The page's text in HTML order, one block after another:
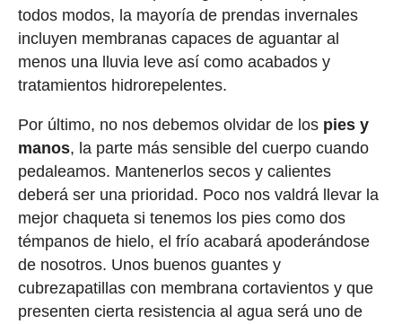
todos modos, la mayoría de prendas invernales
incluyen membranas capaces de aguantar al
menos una lluvia leve así como acabados y
tratamientos hidrorepelentes.
Por último, no nos debemos olvidar de los pies y
manos, la parte más sensible del cuerpo cuando
pedaleamos. Mantenerlos secos y calientes
deberá ser una prioridad. Poco nos valdrá llevar la
mejor chaqueta si tenemos los pies como dos
témpanos de hielo, el frío acabará apoderándose
de nosotros. Unos buenos guantes y
cubrezapatillas con membrana cortavientos y que
presenten cierta resistencia al agua será uno de